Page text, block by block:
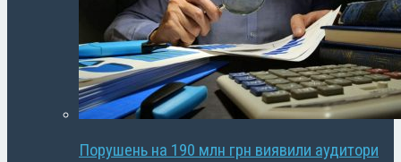
Порушень на 190 млн грн виявили аудитори